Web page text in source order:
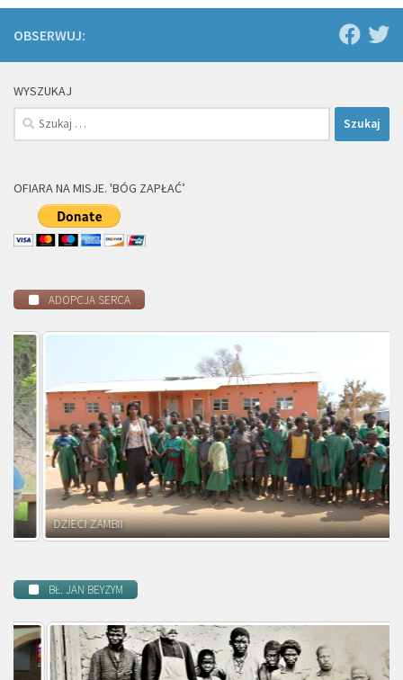
OBSERWUJ:
WYSZUKAJ
Szukaj:
OFIARA NA MISJE. 'BÓG ZAPŁAĆ’
ADOPCJA SERCA
DZIECI ZAMBII
BŁ. JAN BEYZYM